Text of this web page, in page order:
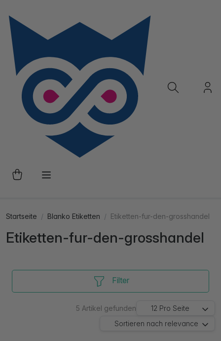
Startseite Blanko Etiketten Etiketten-fur-den-grosshandel
Etiketten-fur-den-grosshandel
Filter
5 Artikel gefunden 12 Pro Seite
Sortieren nach relevance